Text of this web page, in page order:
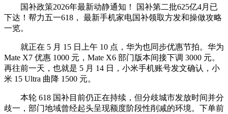
国补政策2026年最新动静通知！ 国补第二批625亿4月已
下达！帮力五一618， 最新手机家电国补领取方发和操做攻略
一览。
就正在 5 月 15 日上午 10 点，华为也同步优惠节拍。华为
Mate X7 优惠 1000 元，Mate X6 部门版本间接下调 3000 元。
再往前一天，也就是 5 月 14 日，小米手机账号发文确认，小
米 15 Ultra 曲降 1500 元。
本轮 618 国补目前仍正在持续，但分歧城市发放时间并分
歧一，部门地域曾经起头呈现额度阶段性削减的环境。下单前